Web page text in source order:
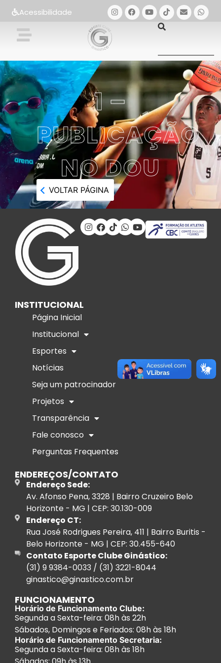
Acessibilidade
1 –
PUBLICAÇÃO
NO DOU
VOLTAR PÁGINA
INSTITUCIONAL
Página Inicial
Institucional
Esportes
Notícias
Seja um patrocinador
Projetos
Transparência
Fale conosco
Perguntas Frequentes
ENDEREÇOS/CONTATO
Endereço Sede:
Av. Afonso Pena, 3328 | Bairro Cruzeiro Belo
Horizonte - MG | CEP: 30.130-009
Endereço CT:
Rua José Rodrigues Pereira, 411 | Bairro Buritis -
Belo Horizonte - MG | CEP: 30.455-640
Contato Esporte Clube Ginástico:
(31) 9 9384-0033 / (31) 3221-8044
ginastico@ginastico.com.br
FUNCIONAMENTO
Horário de Funcionamento Clube:
Segunda a Sexta-feira: 08h às 22h
Sábados, Domingos e Feriados: 08h às 18h
Horário de Funcionamento Secretaria:
Segunda a Sexta-feira: 08h às 18h